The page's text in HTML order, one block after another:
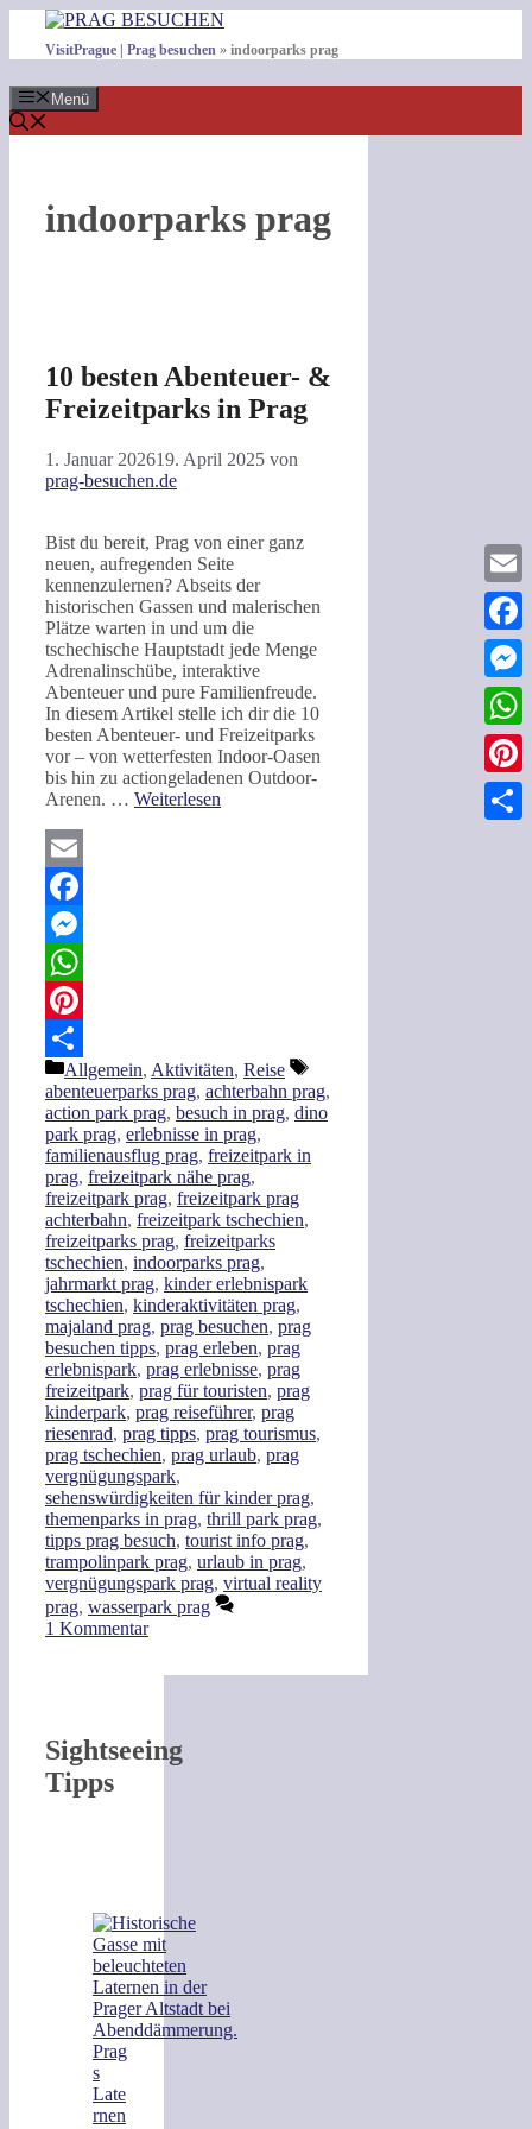
Inhalt
springen
VisitPrague | Prag besuchen » indoorparks prag
Menü
indoorparks prag
10 besten Abenteuer- &
Freizeitparks in Prag
1. Januar 202619. April 2025 von
prag-besuchen.de
Bist du bereit, Prag von einer ganz
neuen, aufregenden Seite
kennenzulernen? Abseits der
historischen Gassen und malerischen
Plätze warten in und um die
tschechische Hauptstadt jede Menge
Adrenalinschübe, interaktive
Abenteuer und pure Familienfreude.
In diesem Artikel stelle ich dir die 10
besten Abenteuer- und Freizeitparks
vor – von wetterfesten Indoor-Oasen
bis hin zu actiongeladenen Outdoor-
Arenen. … Weiterlesen
Email
Facebook
Messenger
WhatsApp
Pinterest
Teilen
Kategorien
Allgemein, Aktivitäten, Reise
Schlagwörter
abenteuerparks prag, achterbahn prag,
action park prag, besuch in prag, dino
park prag, erlebnisse in prag,
familienausflug prag, freizeitpark in
prag, freizeitpark nähe prag,
freizeitpark prag, freizeitpark prag
achterbahn, freizeitpark tschechien,
freizeitparks prag, freizeitparks
tschechien, indoorparks prag,
jahrmarkt prag, kinder erlebnispark
tschechien, kinderaktivitäten prag,
majaland prag, prag besuchen, prag
besuchen tipps, prag erleben, prag
erlebnispark, prag erlebnisse, prag
freizeitpark, prag für touristen, prag
kinderpark, prag reiseführer, prag
riesenrad, prag tipps, prag tourismus,
prag tschechien, prag urlaub, prag
vergnügungspark,
sehenswürdigkeiten für kinder prag,
themenparks in prag, thrill park prag,
tipps prag besuch, tourist info prag,
trampolinpark prag, urlaub in prag,
vergnügungspark prag, virtual reality
prag, wasserpark prag
1 Kommentar
Sightseeing
Tipps
Prag
s
Late
rnen
Email